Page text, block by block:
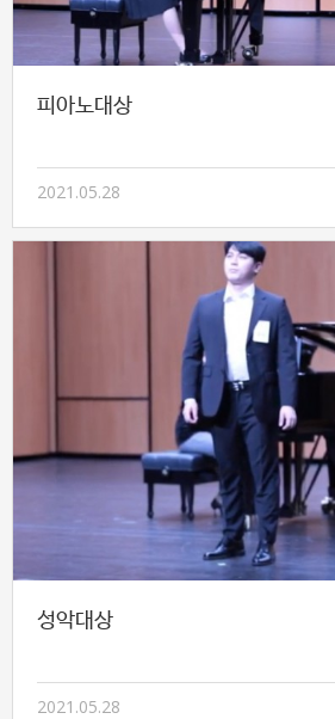
피아노대상
2021.05.28
성악대상
2021.05.28